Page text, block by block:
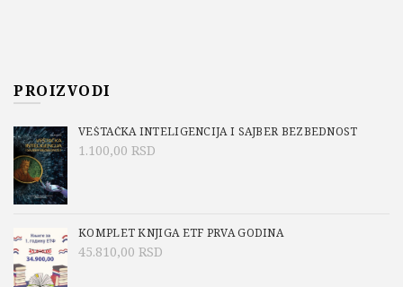
PROIZVODI
VEŠTAČKA INTELIGENCIJA I SAJBER BEZBEDNOST
1.100,00 RSD
KOMPLET KNJIGA ETF PRVA GODINA
45.810,00 RSD